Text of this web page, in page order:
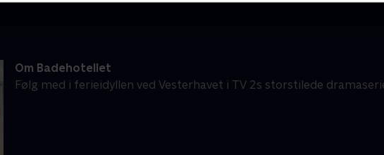
Om Badehotellet
Følg med i ferieidyllen ved Vesterhavet i TV 2s storstilede